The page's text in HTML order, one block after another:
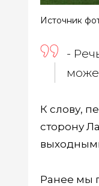
Источник
-
К слову,
сторону
Ранее мы